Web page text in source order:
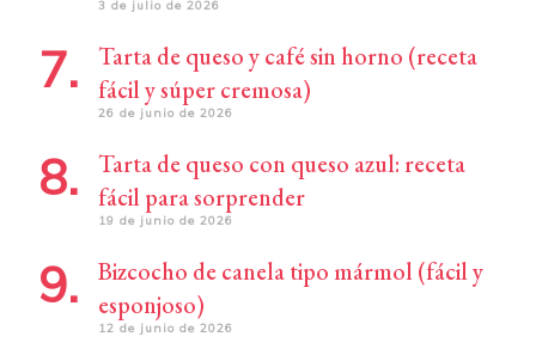
3 de julio de 2026
Tarta de queso y café sin horno (receta
fácil y súper cremosa)
26 de junio de 2026
Tarta de queso con queso azul: receta
fácil para sorprender
19 de junio de 2026
Bizcocho de canela tipo mármol (fácil y
esponjoso)
12 de junio de 2026